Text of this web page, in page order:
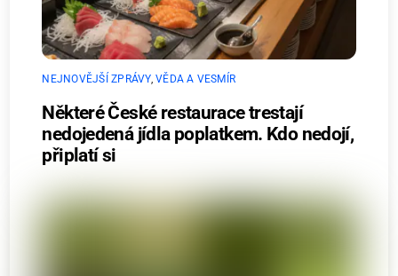
NEJNOVĚJŠÍ ZPRÁVY,VĚDA A VESMÍR
Některé České restaurace trestají
nedojedená jídla poplatkem. Kdo nedojí,
připlatí si